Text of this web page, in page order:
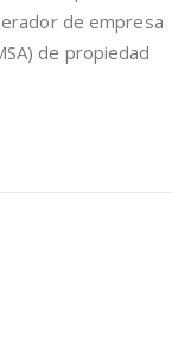
TRABAJADORES
MINEROS
TRAS
de empresa
de propiedad